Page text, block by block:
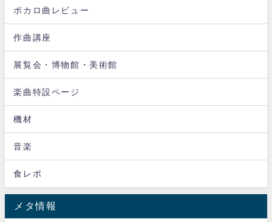
ボカロ曲レビュー
作曲講座
展覧会・博物館・美術館
楽曲特設ページ
機材
音楽
食レポ
メタ情報